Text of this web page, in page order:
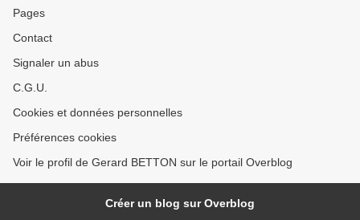
Pages
Contact
Signaler un abus
C.G.U.
Cookies et données personnelles
Préférences cookies
Voir le profil de Gerard BETTON sur le portail Overblog
Créer un blog sur Overblog